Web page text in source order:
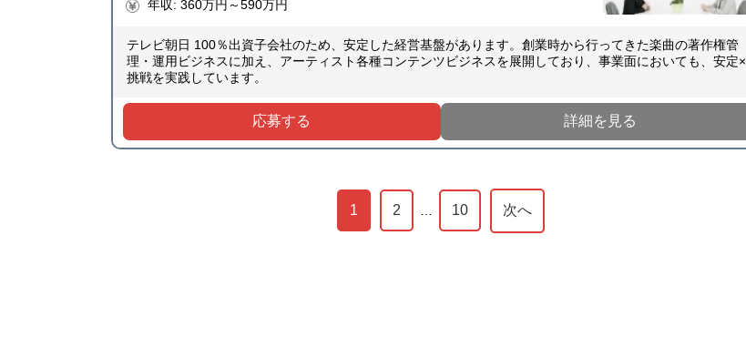
年収: 360万円～590万円
テレビ朝日 100％出資子会社のため、安定した経営基盤があります。創業時から行ってきた楽曲の著作権管
理・運用ビジネスに加え、アーティスト各種コンテンツビジネスを展開しており、事業面においても、安定×
挑戦を実践しています。
応募する 詳細を見る
1 2 10 次へ